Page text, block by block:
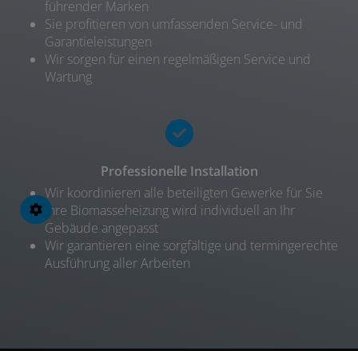
führender Marken
Sie profitieren von umfassenden Service- und
Garantieleistungen
Wir sorgen für einen regelmäßigen Service und
Wartung
Professionelle Installation
Wir koordinieren alle beteiligten Gewerke für Sie
Ihre Biomasseheizung wird individuell an Ihr
Gebäude angepasst
Wir garantieren eine sorgfältige und termingerechte
Ausführung aller Arbeiten